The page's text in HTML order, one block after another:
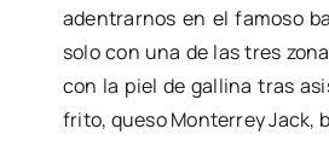
adentrarnos en el famoso
solo con una de las tres
con la piel de gallina tras
frito, queso Monterrey Jack,